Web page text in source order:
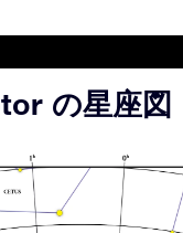
の星座図